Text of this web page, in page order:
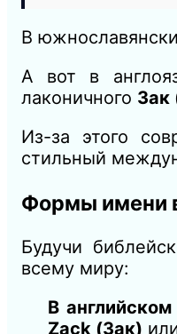
В
А вот в
лаконичного Зак
Из-за этого
стильный
Формы имени
Будучи
всему миру:
В
Zack (Зак)